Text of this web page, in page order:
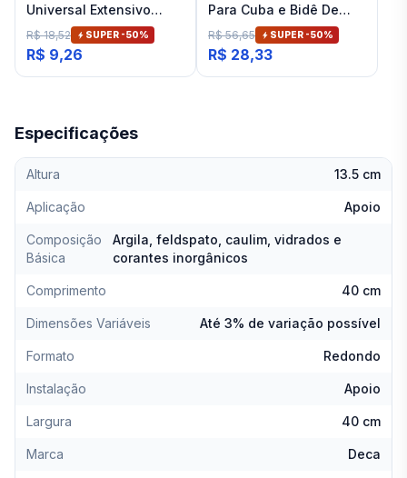
Universal Extensivo
Branco
R$ 18,52 SUPER -50%
R$ 9,26
Para Cuba e Bidê De
Banheiro Cromado Deca
R$ 56,65 SUPER -50%
R$ 28,33
Especificações
Altura 13.5 cm
Aplicação Apoio
Composição
Básica
Argila, feldspato, caulim, vidrados e
corantes inorgânicos
Comprimento 40 cm
Dimensões Variáveis Até 3% de variação possível
Formato Redondo
Instalação Apoio
Largura 40 cm
Marca Deca